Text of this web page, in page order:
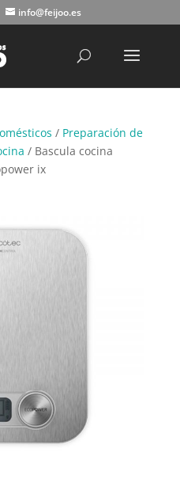
info@feijoo.es
/ Preparación de
/ Bascula cocina
ix